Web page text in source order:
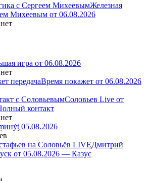
Железная
Михеевым от 06.08.2026
игра от 06.08.2026
Время покажет от 06.08.2026
Соловьев Live от
контакт
05.08.2026
Дмитрий
от 05.08.2026 — Казус